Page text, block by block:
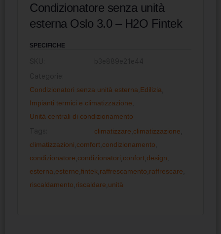
Condizionatore senza unità
esterna ​Oslo 3.0 – H2O Fintek
SPECIFICHE
Condizionatori senza unità esterna Edilizia
Impianti termici e climatizzazione
Unità centrali di condizionamento
climatizzare climatizzazione
climatizzazioni comfort condizionamento
condizionatore condizionatori confort design
esterna esterne fintek raffrescamento raffrescare
riscaldamento riscaldare unità